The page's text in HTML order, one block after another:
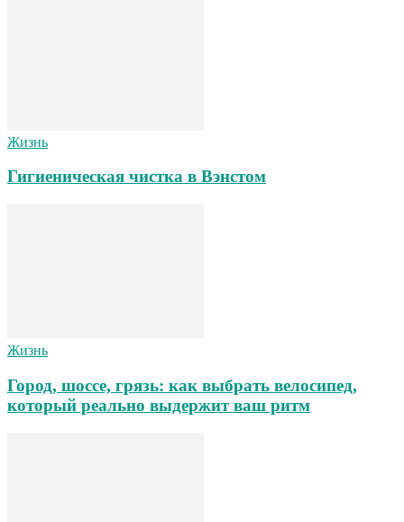
Жизнь
Гигиеническая чистка в Вэнстом
Жизнь
Город, шоссе, грязь: как выбрать велосипед,
который реально выдержит ваш ритм